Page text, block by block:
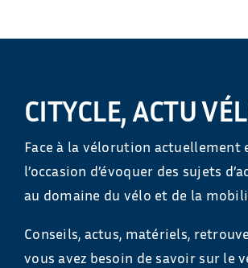
CITYCLE, ACTU
Face à la vélorution actuellement
l’occasion d’évoquer des sujets
au domaine du vélo et de la
Conseils, actus, matériels,
vous avez besoin de savoir sur le